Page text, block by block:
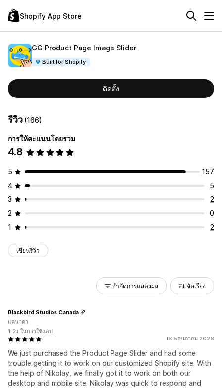
Shopify App Store
GG Product Page Image Slider
Built for Shopify
ติดตั้ง
รีวิว (166)
การให้คะแนนโดยรวม
4.8
5
157
4
5
3
2
2
0
1
2
เขียนรีวิว
จำกัดการแสดงผล จัดเรียง
16 พฤษภาคม 2026
We just purchased the Product Page Slider and had some
trouble getting it to work on our customized Shopify site. With
the help of Nikolay, we finally got it to work on both our
desktop and mobile site. Nikolay was quick to respond and
Blackbird Studios Canada
แคนาดา
1 วัน ในการใช้แอป